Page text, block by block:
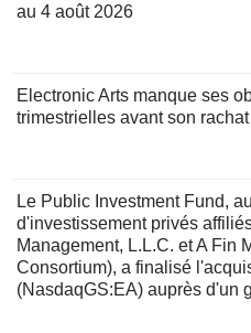
au 4 août 2026
Electronic Arts manque ses
trimestrielles avant son
Le Public Investment Fund,
d'investissement privés
Management, L.L.C. et A Fin
Consortium), a finalisé
(NasdaqGS:EA) auprès d'un